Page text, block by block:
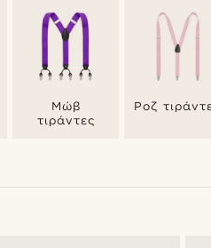
Μώβ
τιράντες
Ροζ